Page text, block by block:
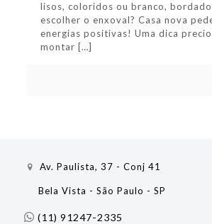
lisos, coloridos ou branco,
escolher o enxoval? Casa nova
energias positivas! Uma dica
montar […]
Av. Paulista, 37 - Conj 41
Bela Vista - São Paulo - SP
(11) 91247-2335